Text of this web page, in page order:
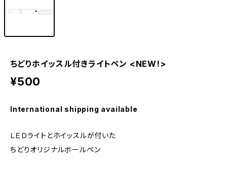
ちどりホイッスル付きライトペン <NEW!>
¥500
International shipping available
ＬＥＤライトとホイッスルが付いた
ちどりオリジナルボールペン